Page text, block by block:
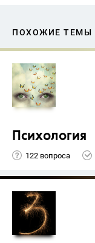
ПОХОЖИЕ ТЕМЫ
Психология
122 вопроса